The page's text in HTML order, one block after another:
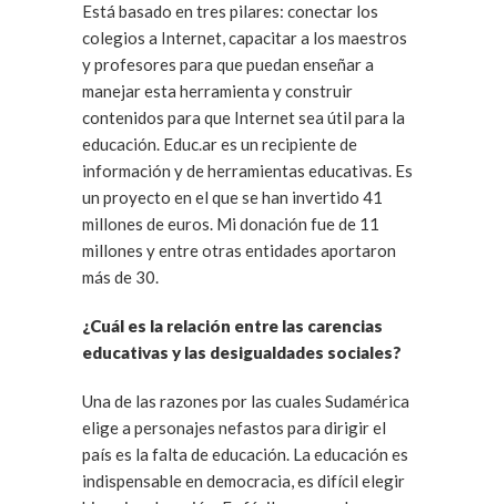
Está basado en tres pilares: conectar los
colegios a Internet, capacitar a los maestros
y profesores para que puedan enseñar a
manejar esta herramienta y construir
contenidos para que Internet sea útil para la
educación. Educ.ar es un recipiente de
información y de herramientas educativas. Es
un proyecto en el que se han invertido 41
millones de euros. Mi donación fue de 11
millones y entre otras entidades aportaron
más de 30.
¿Cuál es la relación entre las carencias
educativas y las desigualdades sociales?
Una de las razones por las cuales Sudamérica
elige a personajes nefastos para dirigir el
país es la falta de educación. La educación es
indispensable en democracia, es difícil elegir